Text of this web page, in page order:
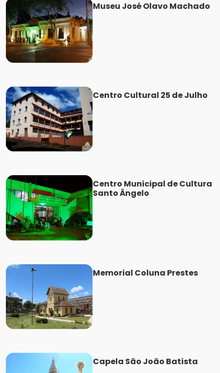
Museu José Olavo Machado
Centro Cultural 25 de Julho
Centro Municipal de Cultura
Santo Ângelo
Memorial Coluna Prestes
Capela São João Batista